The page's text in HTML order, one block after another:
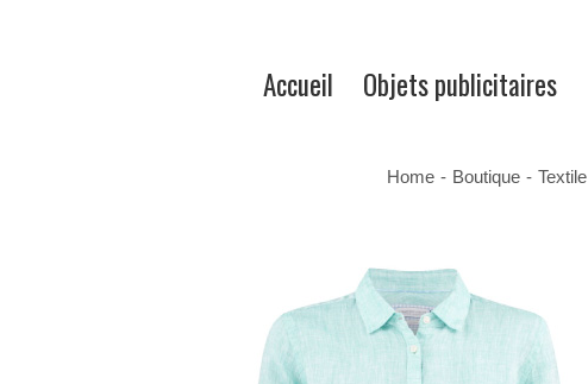
Accueil Objets publicitaires
Home - Boutique - Textile